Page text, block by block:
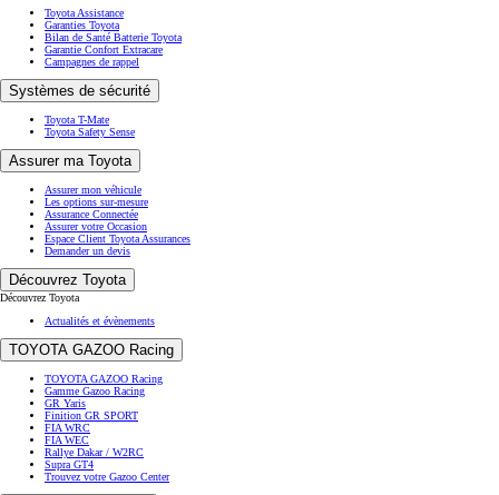
Toyota Assistance
Garanties Toyota
Bilan de Santé Batterie Toyota
Garantie Confort Extracare
Campagnes de rappel
Systèmes de sécurité
Toyota T-Mate
Toyota Safety Sense
Assurer ma Toyota
Assurer mon véhicule
Les options sur-mesure
Assurance Connectée
Assurer votre Occasion
Espace Client Toyota Assurances
Demander un devis
Découvrez Toyota
Découvrez Toyota
Actualités et évènements
TOYOTA GAZOO Racing
TOYOTA GAZOO Racing
Gamme Gazoo Racing
GR Yaris
Finition GR SPORT
FIA WRC
FIA WEC
Rallye Dakar / W2RC
Supra GT4
Trouvez votre Gazoo Center